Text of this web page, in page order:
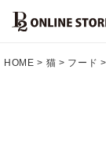
HOME 猫 フード